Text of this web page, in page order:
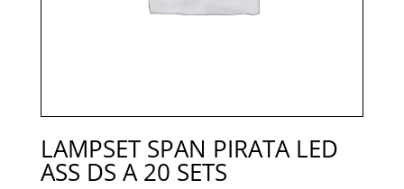
LAMPSET SPAN PIRATA LED
ASS DS A 20 SETS